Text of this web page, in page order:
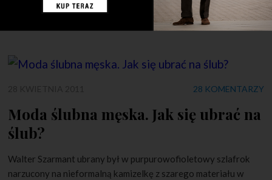
księcia Williama oraz Kate Middleton
28 KOMENTARZY
Moda ślubna męska. Jak się ubrać na
ślub?
Walter Szarmant ubrany był w purpurowofioletowy szlafrok
narzucony na nieformalną kamizelkę z szarego materiału w